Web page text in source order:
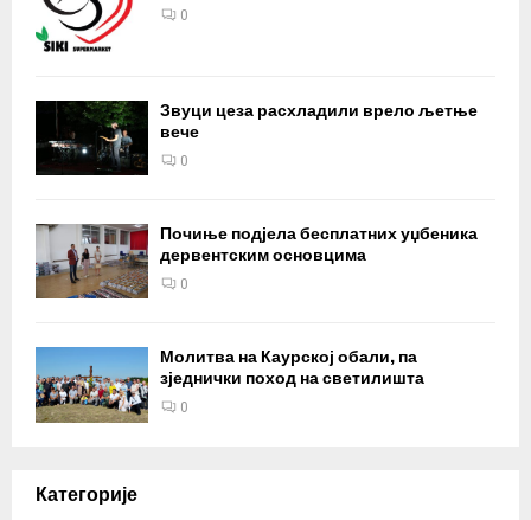
0
Звуци цеза расхладили врело љетње
вече
0
Почиње подјела бесплатних уџбеника
дервентским основцима
0
Молитва на Каурској обали, па
зједнички поход на светилишта
0
Категорије